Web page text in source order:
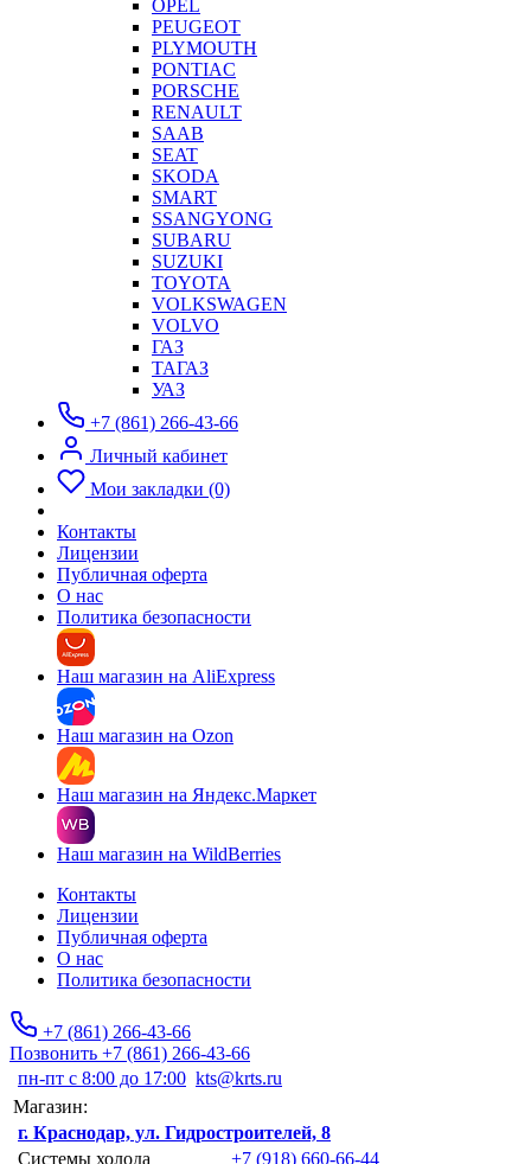
OPEL
PEUGEOT
PLYMOUTH
PONTIAC
PORSCHE
RENAULT
SAAB
SEAT
SKODA
SMART
SSANGYONG
SUBARU
SUZUKI
TOYOTA
VOLKSWAGEN
VOLVO
ГАЗ
ТАГАЗ
УАЗ
+7 (861) 266-43-66
Личный кабинет
Мои закладки (0)
Контакты
Лицензии
Публичная оферта
О нас
Политика безопасности
Наш магазин на AliExpress
Наш магазин на Ozon
Наш магазин на Яндекс.Маркет
Наш магазин на WildBerries
Контакты
Лицензии
Публичная оферта
О нас
Политика безопасности
+7 (861) 266-43-66
Позвонить +7 (861) 266-43-66
пн-пт с 8:00 до 17:00 kts@krts.ru
Магазин:
г. Краснодар, ул. Гидростроителей, 8
Системы холода
+7 (918) 660-66-44